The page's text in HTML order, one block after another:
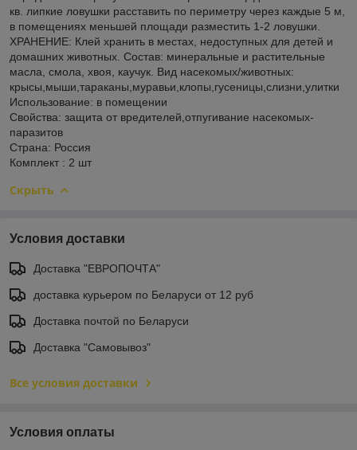
кв. липкие ловушки расставить по периметру через каждые 5 м,
в помещениях меньшей площади разместить 1-2 ловушки.
ХРАНЕНИЕ: Клей хранить в местах, недоступных для детей и
домашних животных. Состав: минеральные и растительные
масла, смола, хвоя, каучук. Вид насекомых/животных:
крысы,мыши,тараканы,муравьи,клопы,гусеницы,слизни,улитки
Использование: в помещении
Свойства: защита от вредителей,отпугивание насекомых-
паразитов
Страна: Россия
Комплект : 2 шт
Скрыть
Условия доставки
Доставка "ЕВРОПОЧТА"
доставка курьером по Беларуси от 12 руб
Доставка почтой по Беларуси
Доставка "Самовывоз"
Все условия доставки
Условия оплаты